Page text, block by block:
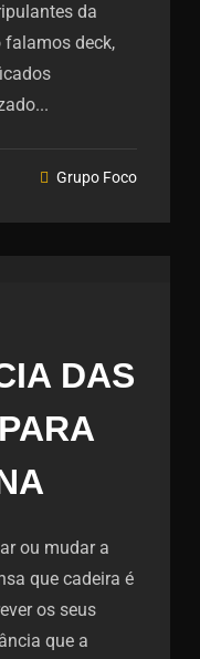
da
falamos deck,
Grupo Foco
DAS
ou mudar a
que cadeira é
os seus
que a